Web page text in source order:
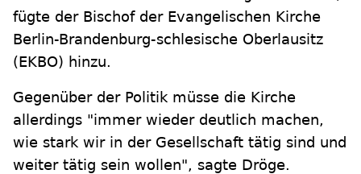
fügte der Bischof der Evangelischen Kirche
Berlin-Brandenburg-schlesische Oberlausitz
(EKBO) hinzu.
Gegenüber der Politik müsse die Kirche
allerdings "immer wieder deutlich machen,
wie stark wir in der Gesellschaft tätig sind und
weiter tätig sein wollen", sagte Dröge.